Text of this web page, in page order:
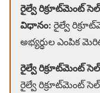
రైల్వే రిక్రూట్‌మెంట్
విధానం: రైల్వే
అభ్యర్థుల ఎంపిక
రైల్వే రిక్రూట్‌మెంట్
రైల్వే రిక్రూట్‌మెంట్